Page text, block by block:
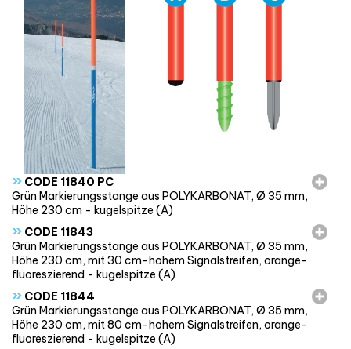
» CODE 11840 PC
Grün Markierungsstange aus POLYKARBONAT, Ø 35 mm,
Höhe 230 cm - kugelspitze (A)
» CODE 11843
Grün Markierungsstange aus POLYKARBONAT, Ø 35 mm,
Höhe 230 cm, mit 30 cm-hohem Signalstreifen, orange-
fluoreszierend - kugelspitze (A)
» CODE 11844
Grün Markierungsstange aus POLYKARBONAT, Ø 35 mm,
Höhe 230 cm, mit 80 cm-hohem Signalstreifen, orange-
fluoreszierend - kugelspitze (A)